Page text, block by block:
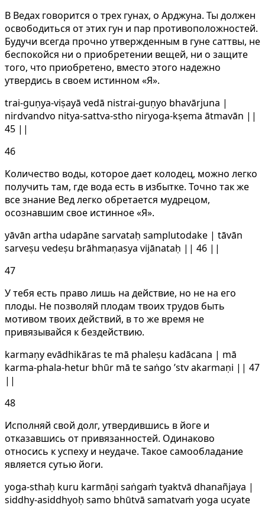
В Ведах говорится о трех гунах, о Арджуна. Ты должен
освободиться от этих гун и пар противоположностей.
Будучи всегда прочно утвержденным в гуне саттвы, не
беспокойся ни о приобретении вещей, ни о защите
того, что приобретено, вместо этого надежно
утвердись в своем истинном «Я».
trai-guṇya-viṣayā vedā nistrai-guṇyo bhavārjuna |
nirdvandvo nitya-sattva-stho niryoga-kṣema ātmavān ||
45 ||
46
Количество воды, которое дает колодец, можно легко
получить там, где вода есть в избытке. Точно так же
все знание Вед легко обретается мудрецом,
осознавшим свое истинное «Я».
yāvān artha udapāne sarvataḥ samplutodake | tāvān
sarveṣu vedeṣu brāhmaṇasya vijānataḥ || 46 ||
47
У тебя есть право лишь на действие, но не на его
плоды. Не позволяй плодам твоих трудов быть
мотивом твоих действий, в то же время не
привязывайся к бездействию.
karmaṇy evādhikāras te mā phaleṣu kadācana | mā
karma-phala-hetur bhūr mā te saṅgo ’stv akarmaṇi || 47
||
48
Исполняй свой долг, утвердившись в йоге и
отказавшись от привязанностей. Одинаково
относись к успеху и неудаче. Такое самообладание
является сутью йоги.
yoga-sthaḥ kuru karmāṇi saṅgaṁ tyaktvā dhanañjaya |
siddhy-asiddhyoḥ samo bhūtvā samatvaṁ yoga ucyate